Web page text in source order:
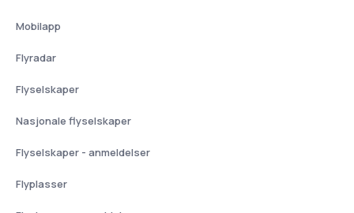
Mobilapp
Flyradar
Flyselskaper
Nasjonale flyselskaper
Flyselskaper - anmeldelser
Flyplasser